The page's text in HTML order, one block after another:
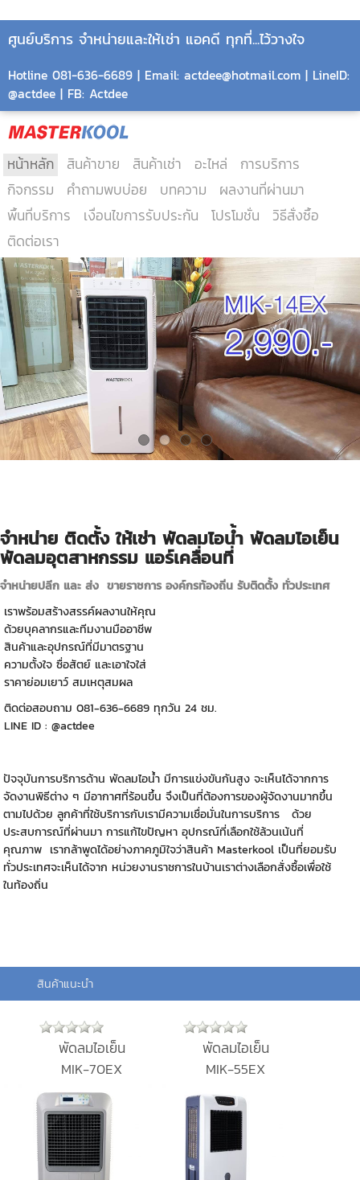
ศูนย์บริการ จำหน่ายและให้เช่า แอคดี ทุกที่...ไว้วางใจ
Hotline 081-636-6689 | Email: actdee@hotmail.com | LineID:
@actdee | FB: Actdee
หน้าหลัก สินค้าขาย สินค้าเช่า อะไหล่
การบริการ
กิจกรรม
คำถามพบบ่อย บทความ
ผลงานที่ผ่านมา
พื้นที่บริการ
เงื่อนไขการรับประกัน โปรโมชั่น
วิธีสั่งซื้อ
ติดต่อเรา
1 2 3 4
จำหน่าย ติดตั้ง ให้เช่า พัดลมไอน้ำ พัดลมไอเย็น
พัดลมอุตสาหกรรม แอร์เคลื่อนที่
จำหน่ายปลีก และ ส่ง ขายราชการ องค์กรท้องถิ่น รับติดตั้ง ทั่วประเทศ
เราพร้อมสร้างสรรค์ผลงานให้คุณ
ด้วยบุคลากรและทีมงานมืออาชีพ
สินค้าและอุปกรณ์ที่มีมาตรฐาน
ความตั้งใจ ซื่อสัตย์ และเอาใจใส่
ราคาย่อมเยาว์ สมเหตุสมผล
ติดต่อสอบถาม 081-636-6689 ทุกวัน 24 ชม.
LINE ID : @actdee
ปัจจุบันการบริการด้าน พัดลมไอน้ำ มีการแข่งขันกันสูง จะเห็นได้จากการ
จัดงานพิธีต่าง ๆ มีอากาศที่ร้อนขึ้น จึงเป็นที่ต้องการของผู้จัดงานมากขึ้น
ตามไปด้วย ลูกค้าที่ใช้บริการกับเรามีความเชื่อมั่นในการบริการ ด้วย
ประสบการณ์ที่ผ่านมา การแก้ไขปัญหา อุปกรณ์ที่เลือกใช้ล้วนเน้นที่
คุณภาพ เรากล้าพูดได้อย่างภาคภูมิใจว่าสินค้า Masterkool เป็นที่ยอมรับ
ทั่วประเทศจะเห็นได้จาก หน่วยงานราชการในบ้านเราต่างเลือกสั่งซื้อเพื่อใช้
ในท้องถิ่น
สินค้าแนะนำ
พัดลมไอเย็น
MIK-70EX
พัดลมไอเย็น
MIK-55EX